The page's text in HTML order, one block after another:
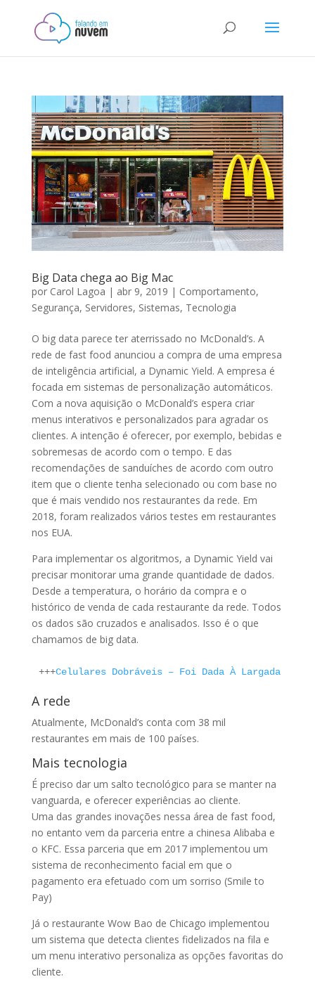
Big Data chega ao Big Mac
por Carol Lagoa | abr 9, 2019 | Comportamento,
Segurança, Servidores, Sistemas, Tecnologia
O big data parece ter aterrissado no McDonald’s. A
rede de fast food anunciou a compra de uma empresa
de inteligência artificial, a Dynamic Yield. A empresa é
focada em sistemas de personalização automáticos.
Com a nova aquisição o McDonald’s espera criar
menus interativos e personalizados para agradar os
clientes. A intenção é oferecer, por exemplo, bebidas e
sobremesas de acordo com o tempo. E das
recomendações de sanduíches de acordo com outro
item que o cliente tenha selecionado ou com base no
que é mais vendido nos restaurantes da rede. Em
2018, foram realizados vários testes em restaurantes
nos EUA.
Para implementar os algoritmos, a Dynamic Yield vai
precisar monitorar uma grande quantidade de dados.
Desde a temperatura, o horário da compra e o
histórico de venda de cada restaurante da rede. Todos
os dados são cruzados e analisados. Isso é o que
chamamos de big data.
+++Celulares Dobráveis – Foi Dada À Largada
A rede
Atualmente, McDonald’s conta com 38 mil
restaurantes em mais de 100 países.
Mais tecnologia
É preciso dar um salto tecnológico para se manter na
vanguarda, e oferecer experiências ao cliente.
Uma das grandes inovações nessa área de fast food,
no entanto vem da parceria entre a chinesa Alibaba e
o KFC. Essa parceria que em 2017 implementou um
sistema de reconhecimento facial em que o
pagamento era efetuado com um sorriso (Smile to
Pay)
Já o restaurante Wow Bao de Chicago implementou
um sistema que detecta clientes fidelizados na fila e
um menu interativo personaliza as opções favoritas do
cliente.